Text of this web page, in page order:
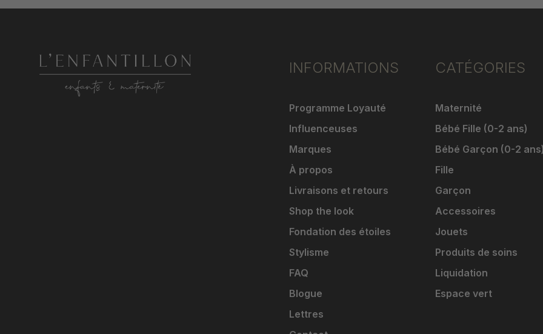
INFORMATIONS
Programme Loyauté
Influenceuses
Marques
À propos
Livraisons et retours
Shop the look
Fondation des étoiles
Stylisme
FAQ
Blogue
Lettres
CATÉGORIES
Maternité
Bébé Fille (0-2 ans)
Bébé Garçon (0-2 ans)
Fille
Garçon
Accessoires
Jouets
Produits de soins
Liquidation
Espace vert